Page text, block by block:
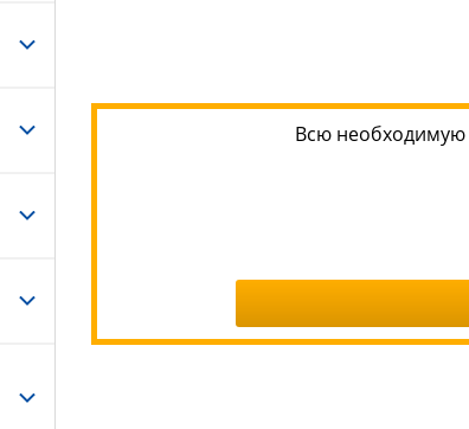
Всю необходимую